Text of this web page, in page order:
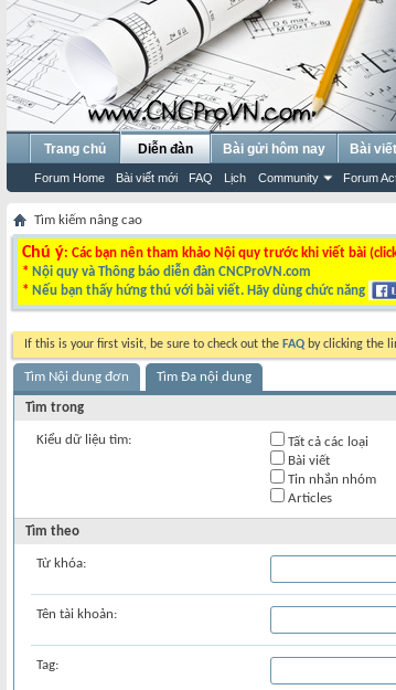
Trang chủ Diễn đàn
Forum Home Bài viết mới FAQ Lịch Community Forum
Bài gửi hôm nay Bài
Tìm kiếm nâng cao
Chú ý: Các bạn nên tham khảo Nội quy trước khi viết bài
* Nội quy và Thông báo diễn đàn CNCProVN.com
* Nếu bạn thấy hứng thú với bài viết. Hãy dùng chức năng
If this is your first visit, be sure to check out the FAQ by clicking the
Tìm Nội dung đơn Tìm Đa nội dung
Tìm trong
Kiểu dữ liệu tìm: Tất cả các loại
Bài viết
Tin nhắn nhóm
Articles
Tìm theo
Từ khóa:
Tên tài khoản:
Tag: